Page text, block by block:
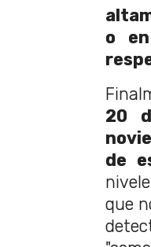
o
20
de
que